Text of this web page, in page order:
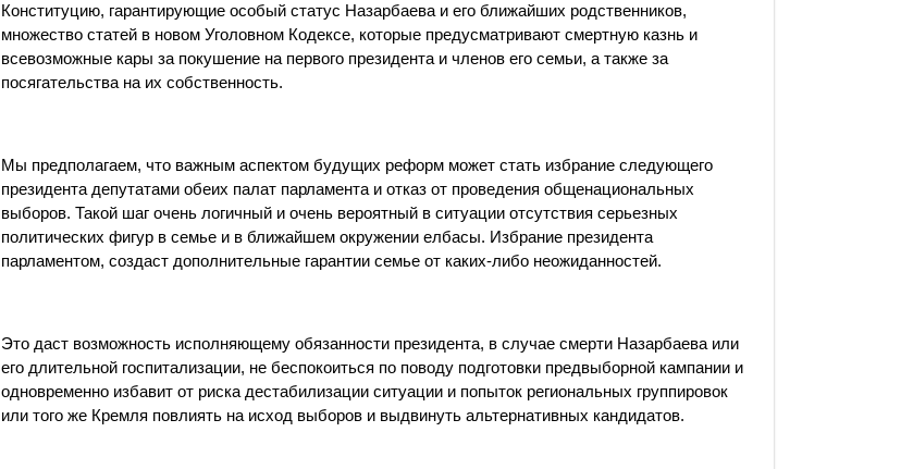
Конституцию, гарантирующие особый статус Назарбаева и его ближайших родственников,
множество статей в новом Уголовном Кодексе, которые предусматривают смертную казнь и
всевозможные кары за покушение на первого президента и членов его семьи, а также за
посягательства на их собственность.
Мы предполагаем, что важным аспектом будущих реформ может стать избрание следующего
президента депутатами обеих палат парламента и отказ от проведения общенациональных
выборов. Такой шаг очень логичный и очень вероятный в ситуации отсутствия серьезных
политических фигур в семье и в ближайшем окружении елбасы. Избрание президента
парламентом, создаст дополнительные гарантии семье от каких-либо неожиданностей.
Это даст возможность исполняющему обязанности президента, в случае смерти Назарбаева или
его длительной госпитализации, не беспокоиться по поводу подготовки предвыборной кампании и
одновременно избавит от риска дестабилизации ситуации и попыток региональных группировок
или того же Кремля повлиять на исход выборов и выдвинуть альтернативных кандидатов.